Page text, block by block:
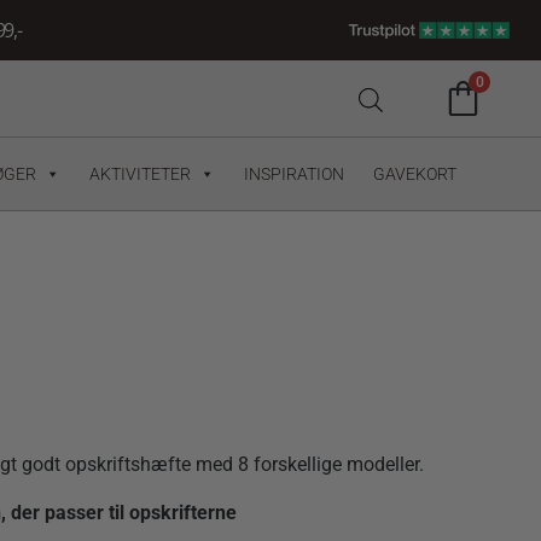
0
AKTIVITETER INSPIRATION GAVEKORT
godt opskriftshæfte med 8 forskellige modeller.
der passer til opskrifterne